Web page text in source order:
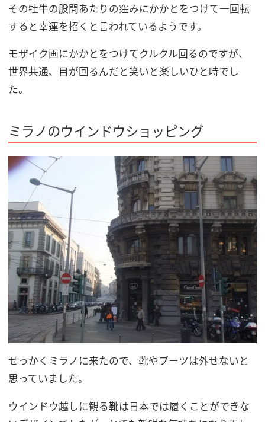
その牡牛の股間あたりの窪みにかかとをつけて一回転
すると幸運を招くと言われているようです。
モザイク画にかかとをつけてクルクル回るのですが、
世界共通、目が回るんだと笑いと楽しいひと時でし
た。
ミラノのウインドウショッピング
せっかくミラノに来たので、靴やブーツは外せないと
思っていました。
ウインドウ越しに観る靴は日本では履くことができな